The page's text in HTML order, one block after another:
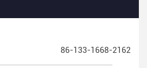
86-133-1668-2162